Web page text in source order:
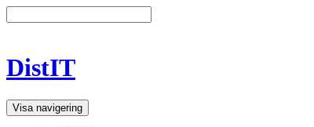
DistIT
Visa navigering